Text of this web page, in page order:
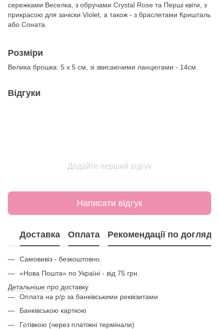
сережками Веселка, з обручами Crystal Rose та Перші квіти, з
прикрасою для зачіски Violet, а також - з браслетами Кришталь
або Соната.
Розміри
Велика брошка: 5 х 5 см, зі звисаючими ланцюгами - 14см.
Відгуки
Додайте перший відгук
Написати відгук
Доставка Оплата Рекомендації по догляду
Самовивіз - безкоштовно.
«Нова Пошта» по Україні - від 75 грн.
Детальніше про доставку
Оплата на р/р за банківськими реквізитами
Банківською карткою
Готівкою (через платіжні термінали)